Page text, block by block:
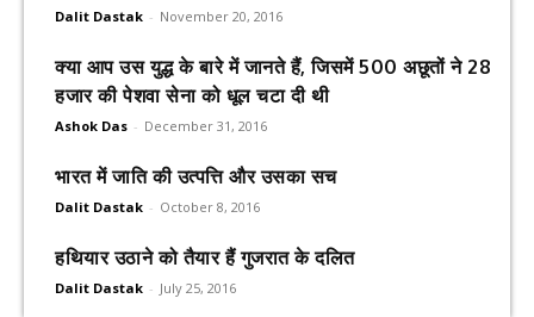
Dalit Dastak - November 20, 2016
क्या आप उस युद्ध के बारे में जानते हैं, जिसमें 500 अछूतों ने 28
हजार की पेशवा सेना को धूल चटा दी थी
Ashok Das - December 31, 2016
भारत में जाति की उत्पत्ति और उसका सच
Dalit Dastak - October 8, 2016
हथियार उठाने को तैयार हैं गुजरात के दलित
Dalit Dastak - July 25, 2016